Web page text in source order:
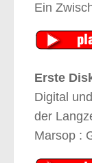
Ein
Erste
Digital
der
Marsop :